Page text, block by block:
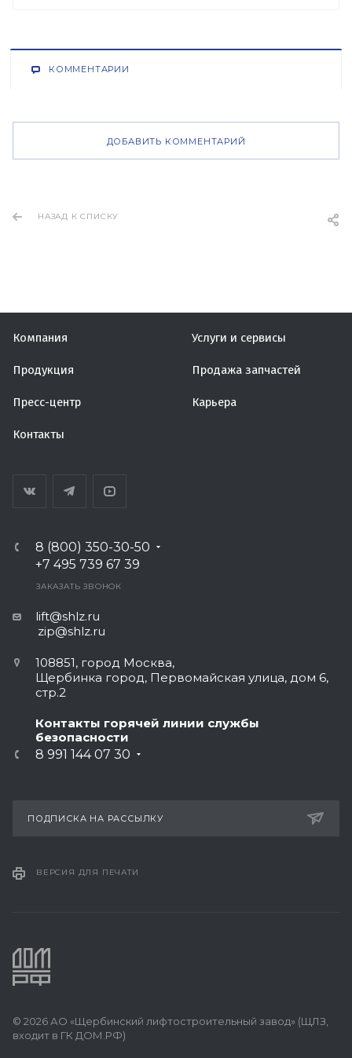
КОММЕНТАРИИ
ДОБАВИТЬ КОММЕНТАРИЙ
НАЗАД К СПИСКУ
Компания Услуги и сервисы
Продукция Продажа запчастей
Пресс-центр Карьера
Контакты
8 (800) 350-30-50
+7 495 739 67 39
ЗАКАЗАТЬ ЗВОНОК
lift@shlz.ru
zip@shlz.ru
108851, город Москва,
Щербинка город, Первомайская улица, дом 6,
стр.2
Контакты горячей линии службы
безопасности
8 991 144 07 30
ПОДПИСКА НА РАССЫЛКУ
ВЕРСИЯ ДЛЯ ПЕЧАТИ
© 2026 АО «Щербинский лифтостроительный завод» (ЩЛЗ,
входит в ГК ДОМ.РФ)